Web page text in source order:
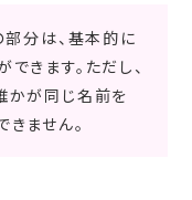
部分は、基本的に
きます。ただし、
かが同じ名前を
ません。